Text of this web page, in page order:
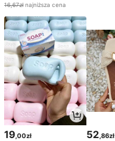
16,67zł najniższa cena
19,00zł 52,86zł